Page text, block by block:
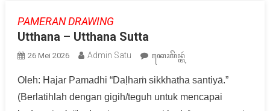
PAMERAN DRAWING
Utthana – Utthana Sutta
26 Mei 2026 Admin Satu ꦏꦺꦴꦩꦼꦤ꧀ꦠꦂ
Oleh: Hajar Pamadhi “Daḷhaṁ sikkhatha santiyā.”
(Berlatihlah dengan gigih/teguh untuk mencapai